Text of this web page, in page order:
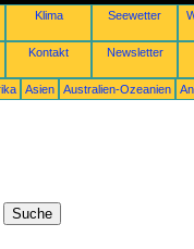
Klima Seewetter
Kontakt Newsletter
Asien Australien-Ozeanien